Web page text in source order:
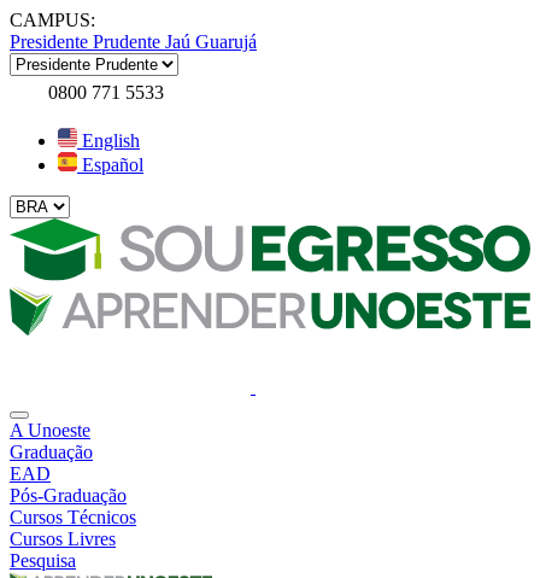
CAMPUS:
Presidente Prudente Jaú Guarujá
0800 771 5533
English
Español
A Unoeste
Graduação
EAD
Pós-Graduação
Cursos Técnicos
Cursos Livres
Pesquisa